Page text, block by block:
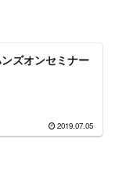
ズオンセミナー
2019.07.05